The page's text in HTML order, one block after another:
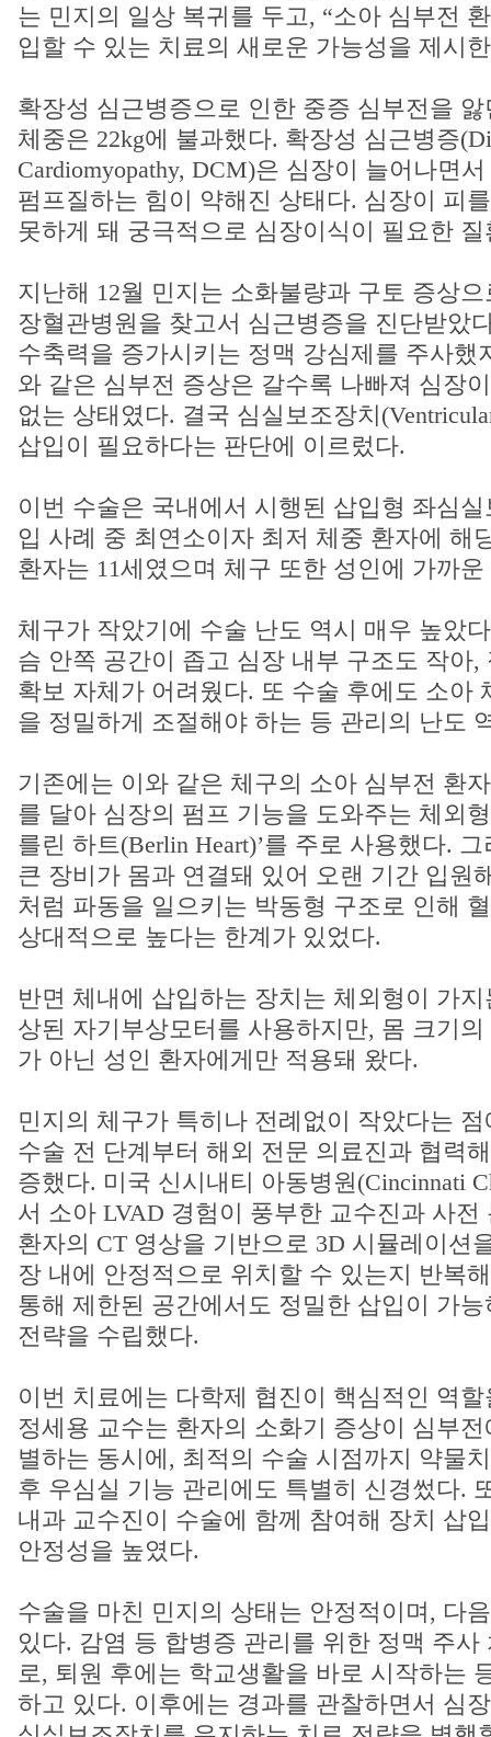
는 민지의 일상 복귀를 두고, “소아 심부전
입할 수 있는 치료의 새로운 가능성을 제시
확장성 심근병증으로 인한 중증 심부전을
체중은 22kg에 불과했다. 확장성 심근병증
Cardiomyopathy, DCM)은 심장이 늘어나면
펌프질하는 힘이 약해진 상태다. 심장이 피
못하게 돼 궁극적으로 심장이식이 필요한 질
지난해 12월 민지는 소화불량과 구토 증상
장혈관병원을 찾고서 심근병증을 진단받았
수축력을 증가시키는 정맥 강심제를 주사했
와 같은 심부전 증상은 갈수록 나빠져 심장
없는 상태였다. 결국 심실보조장치
삽입이 필요하다는 판단에 이르렀다.
이번 수술은 국내에서 시행된 삽입형 좌심
입 사례 중 최연소이자 최저 체중 환자에 해
환자는 11세였으며 체구 또한 성인에 가까
체구가 작았기에 수술 난도 역시 매우 높았
슴 안쪽 공간이 좁고 심장 내부 구조도 작아,
확보 자체가 어려웠다. 또 수술 후에도 소아
을 정밀하게 조절해야 하는 등 관리의 난도
기존에는 이와 같은 체구의 소아 심부전 환
를 달아 심장의 펌프 기능을 도와주는 체외
를린 하트(Berlin Heart)’를 주로 사용했다.
큰 장비가 몸과 연결돼 있어 오랜 기간 입원
처럼 파동을 일으키는 박동형 구조로 인해
상대적으로 높다는 한계가 있었다.
반면 체내에 삽입하는 장치는 체외형이 가
상된 자기부상모터를 사용하지만, 몸 크기
가 아닌 성인 환자에게만 적용돼 왔다.
민지의 체구가 특히나 전례없이 작았다는
수술 전 단계부터 해외 전문 의료진과 협력
증했다. 미국 신시내티 아동병원(Cincinnati
서 소아 LVAD 경험이 풍부한 교수진과 사전
환자의 CT 영상을 기반으로 3D 시뮬레이션
장 내에 안정적으로 위치할 수 있는지 반복
통해 제한된 공간에서도 정밀한 삽입이 가
전략을 수립했다.
이번 치료에는 다학제 협진이 핵심적인 역
정세용 교수는 환자의 소화기 증상이 심부
별하는 동시에, 최적의 수술 시점까지 약물
후 우심실 기능 관리에도 특별히 신경썼다.
내과 교수진이 수술에 함께 참여해 장치 삽
안정성을 높였다.
수술을 마친 민지의 상태는 안정적이며, 다
있다. 감염 등 합병증 관리를 위한 정맥 주사
로, 퇴원 후에는 학교생활을 바로 시작하는
하고 있다. 이후에는 경과를 관찰하면서 심